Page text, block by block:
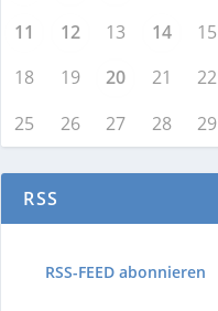
11
12 13 14 15
18
19 20 21 22
25
26 27 28 29
RSS
RSS-FEED abonnieren